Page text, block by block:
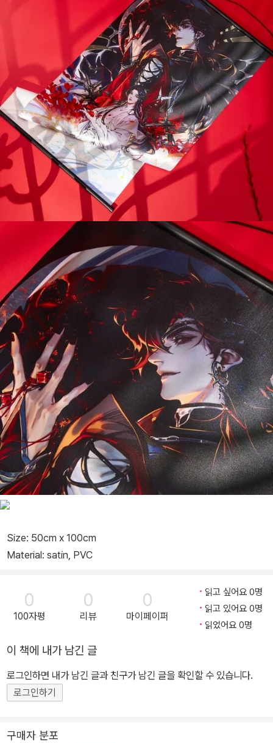
Size: 50cm x 100cm
Material: satin, PVC
0
100자평
0
리뷰
0
마이페이퍼
읽고 싶어요 0명
읽고 있어요 0명
읽었어요 0명
이 책에 내가 남긴 글
로그인하면 내가 남긴 글과 친구가 남긴 글을 확인할 수 있습니다.
로그인하기
구매자 분포